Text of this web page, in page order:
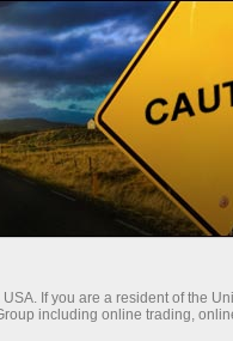
منصة التداول
للمبتدئين
تداول
If you are a resident of the
including online trading,